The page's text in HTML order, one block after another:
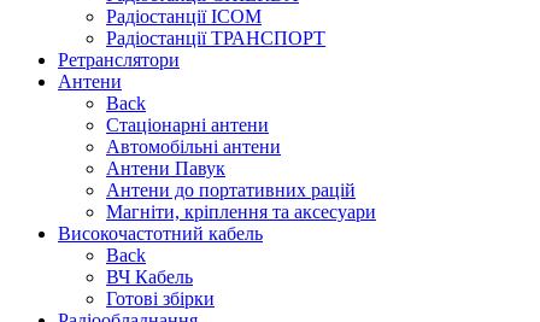
Радіостанції ICOM
Радіостанції ТРАНСПОРТ
Ретранслятори
Антени
Back
Стаціонарні антени
Автомобільні антени
Антени Павук
Антени до портативних рацій
Магніти, кріплення та аксесуари
Високочастотний кабель
Back
ВЧ Кабель
Готові збірки